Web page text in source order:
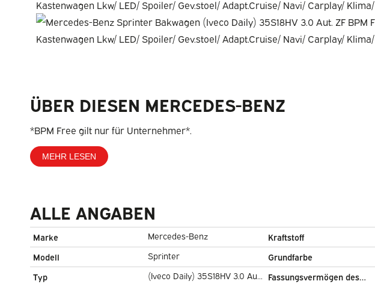
ÜBER DIESEN MERCEDES-BENZ
*BPM Free gilt nur für Unternehmer*.
MEHR LESEN
ALLE ANGABEN
Marke
Mercedes-Benz
Modell
Sprinter
Typ
(Iveco Daily) 35S18HV 3.0 Aut.
Kraftstoff
Grundfarbe
Fassungsvermögen des